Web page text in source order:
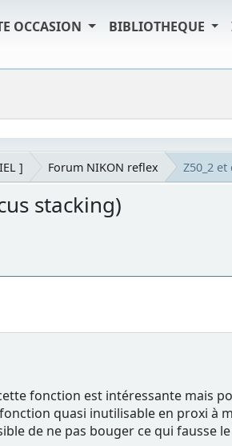
OCCASION BIBLIOTHEQUE
] Forum NIKON reflex Z50_2
stacking)
fonction est intéressante mais
quasi inutilisable en proxi à
de ne pas bouger ce qui fausse